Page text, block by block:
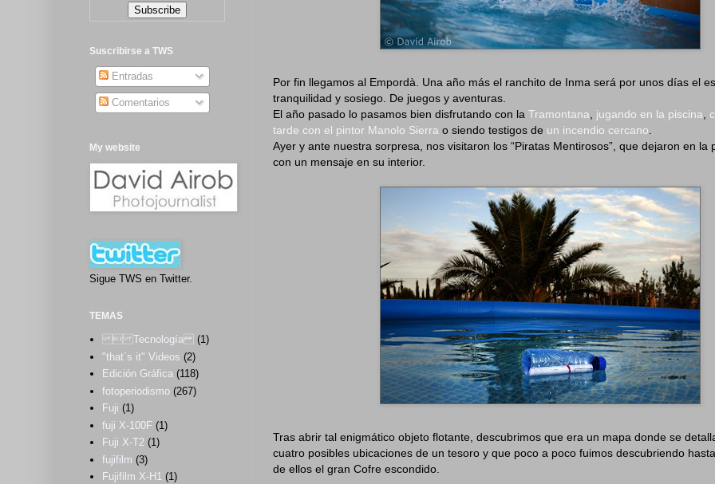
Por fin llegamos al Empordà. Una año más el ranchito de Inma será por unos días el
tranquilidad y sosiego. De juegos y aventuras.
El año pasado lo pasamos bien disfrutando con la Tramontana jugando en la piscina
tarde con el pintor Manolo Sierra o siendo testigos de un incendio cercano
Ayer y ante nuestra sorpresa, nos visitaron los “Piratas Mentirosos”, que dejaron en la
con un mensaje en su interior.
Tras abrir tal enigmático objeto flotante, descubrimos que era un mapa donde se
cuatro posibles ubicaciones de un tesoro y que poco a poco fuimos descubriendo
de ellos el gran Cofre escondido.
Suscribirse a TWS
Entradas
Comentarios
My website
Sigue TWS en Twitter.
TEMAS
 Tecnología (1)
"that´s it" Videos (2)
Edición Gráfica (118)
fotoperiodismo (267)
Fuji (1)
fuji X-100F (1)
Fuji X-T2 (1)
fujifilm (3)
Fujifilm X-H1 (1)